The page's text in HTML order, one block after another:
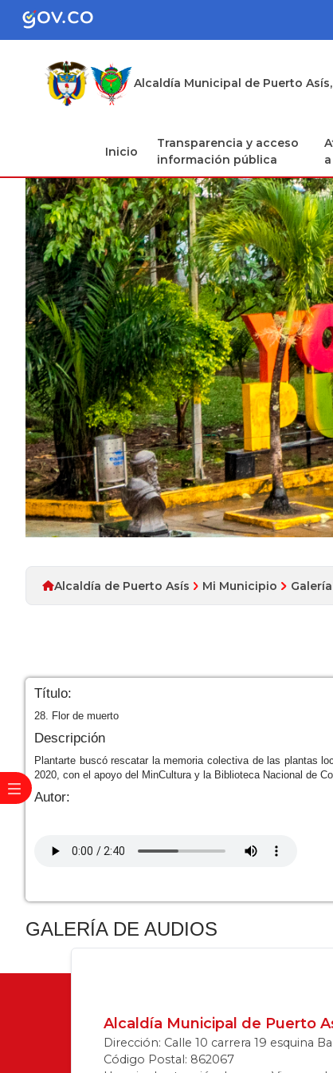
Alcaldía Municipal de Puerto
Inicio
Transparencia y acceso
información pública
Alcaldía de Puerto Asís Mi Municipio
Título:
28. Flor de muerto
Descripción
Plantarte buscó rescatar la memoria colectiva de las plantas
2020, con el apoyo del MinCultura y la Biblioteca Nacional de
Autor:
GALERÍA DE AUDIOS
Alcaldía Municipal de Puerto
Dirección: Calle 10 carrera 19 esquina
Código Postal: 862067